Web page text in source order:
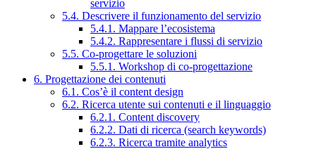
servizio
5.4. Descrivere il funzionamento del servizio
5.4.1. Mappare l’ecosistema
5.4.2. Rappresentare i flussi di servizio
5.5. Co-progettare le soluzioni
5.5.1. Workshop di co-progettazione
6. Progettazione dei contenuti
6.1. Cos’è il content design
6.2. Ricerca utente sui contenuti e il linguaggio
6.2.1. Content discovery
6.2.2. Dati di ricerca (search keywords)
6.2.3. Ricerca tramite analytics